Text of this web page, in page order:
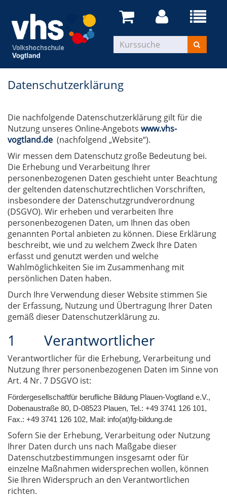
Datenschutzerklärung
Die nachfolgende Datenschutzerklärung gilt für die
Nutzung unseres Online-Angebots www.vhs-
vogtland.de (nachfolgend „Website“).
Wir messen dem Datenschutz große Bedeutung bei.
Die Erhebung und Verarbeitung Ihrer
personenbezogenen Daten geschieht unter Beachtung
der geltenden datenschutzrechtlichen Vorschriften,
insbesondere der Datenschutzgrundverordnung
(DSGVO). Wir erheben und verarbeiten Ihre
personenbezogenen Daten, um Ihnen das oben
genannten Portal anbieten zu können. Diese Erklärung
beschreibt, wie und zu welchem Zweck Ihre Daten
erfasst und genutzt werden und welche
Wahlmöglichkeiten Sie im Zusammenhang mit
persönlichen Daten haben.
Durch Ihre Verwendung dieser Website stimmen Sie
der Erfassung, Nutzung und Übertragung Ihrer Daten
gemäß dieser Datenschutzerklärung zu.
1 Verantwortlicher
Verantwortlicher für die Erhebung, Verarbeitung und
Nutzung Ihrer personenbezogenen Daten im Sinne von
Art. 4 Nr. 7 DSGVO ist:
Fördergesellschaftfür berufliche Bildung Plauen-Vogtland e.V.,
Dobenaustraße 80, D-08523 Plauen, Tel.: +49 3741 126 101,
Fax.: +49 3741 126 102, Mail: info(at)fg-bildung.de
Sofern Sie der Erhebung, Verarbeitung oder Nutzung
Ihrer Daten durch uns nach Maßgabe dieser
Datenschutzbestimmungen insgesamt oder für
einzelne Maßnahmen widersprechen wollen, können
Sie Ihren Widerspruch an den Verantwortlichen
richten.